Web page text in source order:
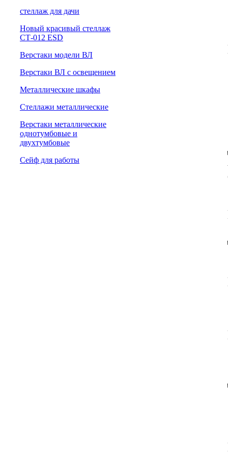
cтеллаж для дачи
Новый красивый стеллаж
СТ-012 ESD
Верстаки модели ВЛ
Верстаки ВЛ с освещением
Металлические шкафы
Стеллажи металлические
Верстаки металлические
однотумбовые и
двухтумбовые
Сейф для работы